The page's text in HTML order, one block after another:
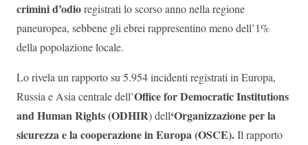
crimini d’odioregistrati lo scorso anno nella regione
paneuropea, sebbene gli ebrei rappresentino meno dell’1%
della popolazione locale.
Lo rivela un rapporto su 5.954 incidenti registrati in Europa,
Russia e Asia centrale dell’Office for Democratic Institutions
and Human Rights (ODHIR) dell‘Organizzazione per la
sicurezza e la cooperazione in Europa (OSCE).Il rapporto